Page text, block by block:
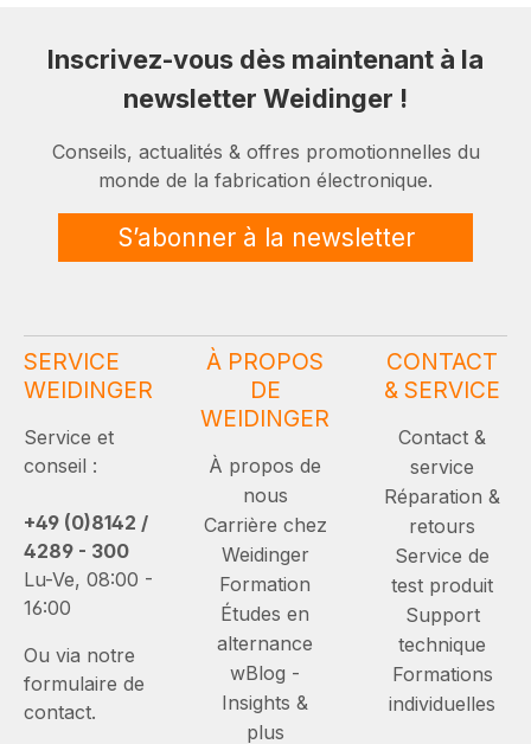
Inscrivez-vous dès maintenant à la
newsletter Weidinger !
Conseils, actualités & offres promotionnelles du
monde de la fabrication électronique.
S’abonner à la newsletter
SERVICE
WEIDINGER
Service et
conseil :
+49 (0)8142 /
4289 - 300
Lu-Ve, 08:00 -
16:00
Ou via notre
formulaire de
contact.
À PROPOS
DE
WEIDINGER
À propos de
nous
Carrière chez
Weidinger
Formation
Études en
alternance
wBlog -
Insights &
plus
CONTACT
& SERVICE
Contact &
service
Réparation &
retours
Service de
test produit
Support
technique
Formations
individuelles